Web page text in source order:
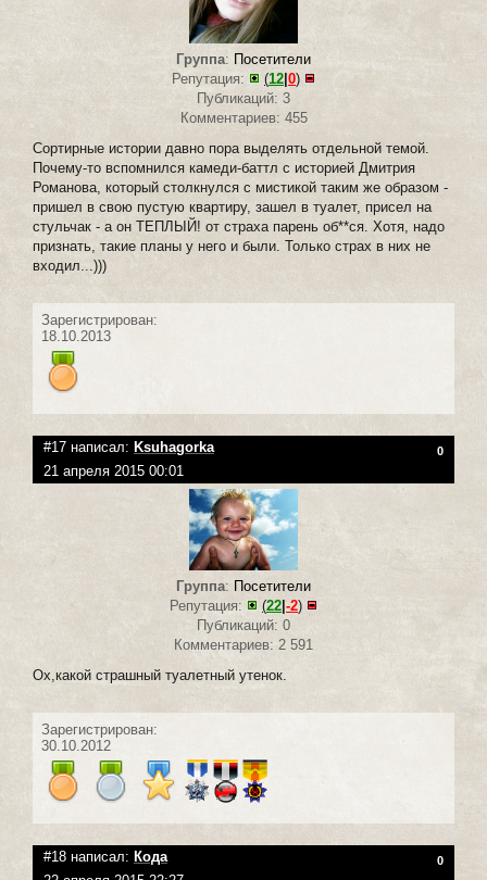
Группа: Посетители
Репутация:
(12|0)
Публикаций: 3
Комментариев: 455
Сортирные истории давно пора выделять отдельной темой.
Почему-то вспомнился камеди-баттл с историей Дмитрия
Романова, который столкнулся с мистикой таким же образом -
пришел в свою пустую квартиру, зашел в туалет, присел на
стульчак - а он ТЕПЛЫЙ! от страха парень об**ся. Хотя, надо
признать, такие планы у него и были. Только страх в них не
входил...)))
Зарегистрирован:
18.10.2013
#17 написал: Ksuhagorka 0
21 апреля 2015 00:01
Группа: Посетители
Репутация:
(22|-2)
Публикаций: 0
Комментариев: 2 591
Ох,какой страшный туалетный утенок.
Зарегистрирован:
30.10.2012
#18 написал: Кода 0